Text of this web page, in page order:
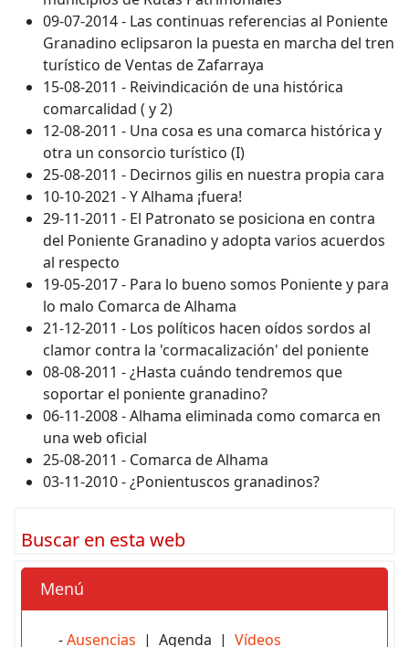
09-07-2014 - Las continuas referencias al Poniente
Granadino eclipsaron la puesta en marcha del tren
turístico de Ventas de Zafarraya
15-08-2011 - Reivindicación de una histórica
comarcalidad ( y 2)
12-08-2011 - Una cosa es una comarca histórica y
otra un consorcio turístico (I)
25-08-2011 - Decirnos gilis en nuestra propia cara
10-10-2021 - Y Alhama ¡fuera!
29-11-2011 - El Patronato se posiciona en contra
del Poniente Granadino y adopta varios acuerdos
al respecto
19-05-2017 - Para lo bueno somos Poniente y para
lo malo Comarca de Alhama
21-12-2011 - Los políticos hacen oídos sordos al
clamor contra la 'cormacalización' del poniente
08-08-2011 - ¿Hasta cuándo tendremos que
soportar el poniente granadino?
06-11-2008 - Alhama eliminada como comarca en
una web oficial
25-08-2011 - Comarca de Alhama
03-11-2010 - ¿Ponientuscos granadinos?
Buscar en esta web
Menú
-Ausencias | Agenda | Vídeos